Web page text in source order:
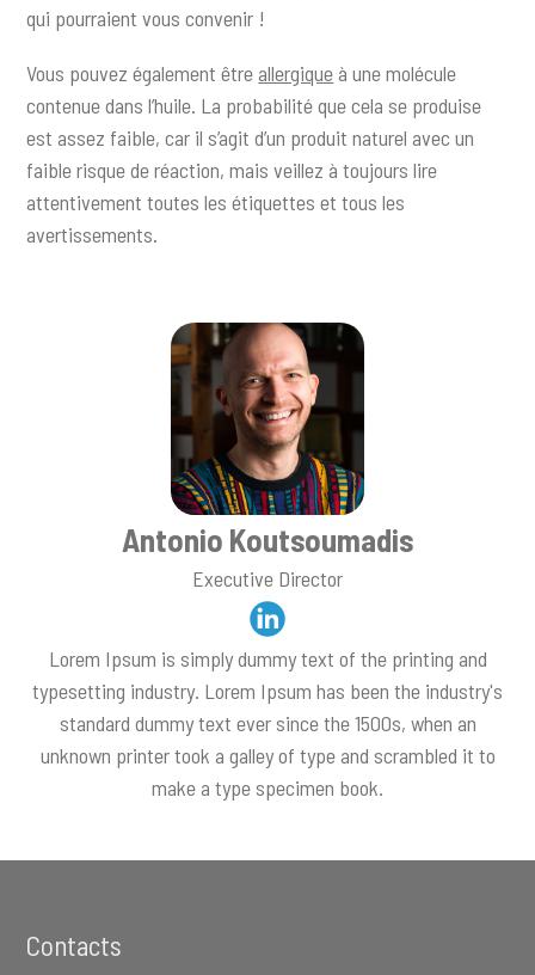
qui pourraient vous convenir !
Vous pouvez également êtreallergiqueà une molécule
contenue dans l’huile. La probabilité que cela se produise
est assez faible, car il s’agit d’un produit naturel avec un
faible risque de réaction, mais veillez à toujours lire
attentivement toutes les étiquettes et tous les
avertissements.
Antonio Koutsoumadis
Executive Director
Lorem Ipsum is simply dummy text of the printing and
typesetting industry. Lorem Ipsum has been the industry's
standard dummy text ever since the 1500s, when an
unknown printer took a galley of type and scrambled it to
make a type specimen book.
Footer
Contacts